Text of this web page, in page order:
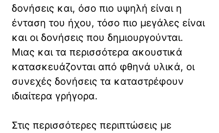
δονήσεις και, όσο πιο υψηλή είναι η
ένταση του ήχου, τόσο πιο μεγάλες είναι
και οι δονήσεις που δημιουργούνται.
Μιας και τα περισσότερα ακουστικά
κατασκευάζονται από φθηνά υλικά, οι
συνεχές δονήσεις τα καταστρέφουν
ιδιαίτερα γρήγορα.
Στις περισσότερες περιπτώσεις με